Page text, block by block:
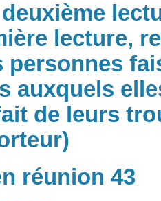
lecture,
personnes
auxquels
de leurs
réunion 43